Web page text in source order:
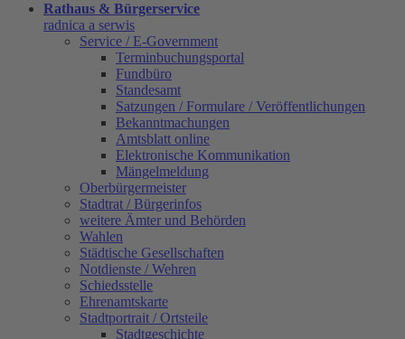
Rathaus & Bürgerservice
radnica a serwis
Service / E-Government
Terminbuchungsportal
Fundbüro
Standesamt
Satzungen / Formulare / Veröffentlichungen
Bekanntmachungen
Amtsblatt online
Elektronische Kommunikation
Mängelmeldung
Oberbürgermeister
Stadtrat / Bürgerinfos
weitere Ämter und Behörden
Wahlen
Städtische Gesellschaften
Notdienste / Wehren
Schiedsstelle
Ehrenamtskarte
Stadtportrait / Ortsteile
Stadtgeschichte